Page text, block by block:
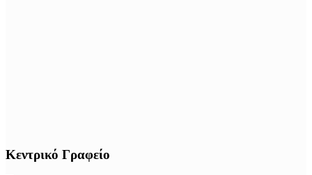
Κεντρικό Γραφείο